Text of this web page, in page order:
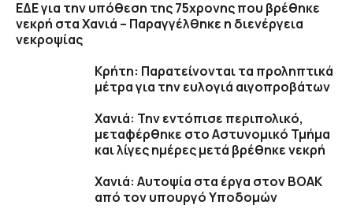
ΕΔΕ για την υπόθεση της 75χρονης που βρέθηκε
νεκρή στα Χανιά – Παραγγέλθηκε η διενέργεια
νεκροψίας
Κρήτη: Παρατείνονται τα προληπτικά
μέτρα για την ευλογιά αιγοπροβάτων
Χανιά: Την εντόπισε περιπολικό,
μεταφέρθηκε στο Αστυνομικό Τμήμα
και λίγες ημέρες μετά βρέθηκε νεκρή
Χανιά: Αυτοψία στα έργα στον ΒΟΑΚ
από τον υπουργό Υποδομών